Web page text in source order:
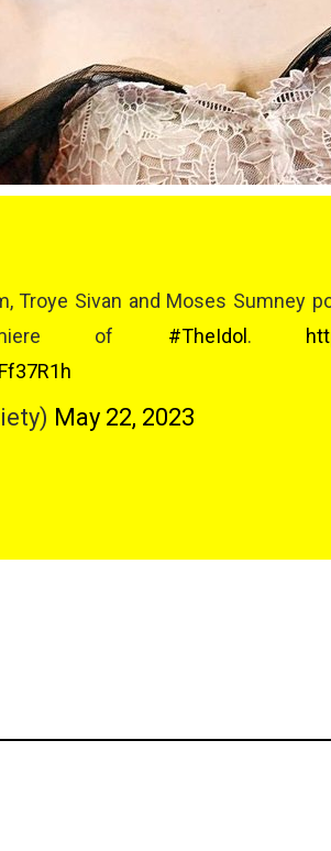
Troye Sivan and Moses Sumney
of #TheIdol .
May 22, 2023